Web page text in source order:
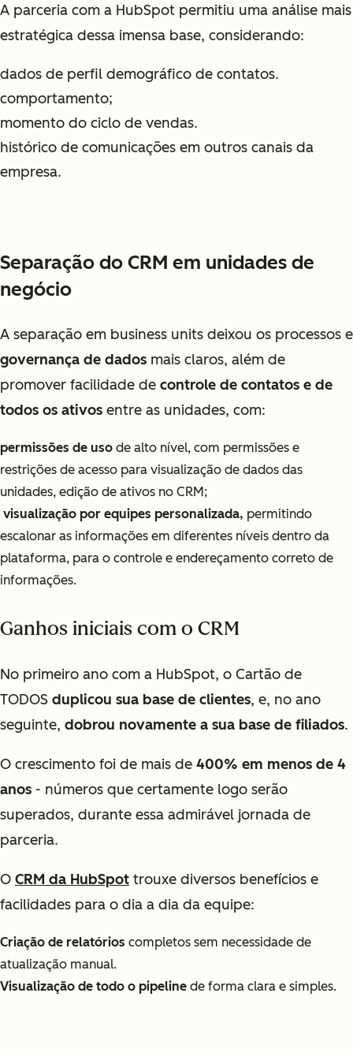
A parceria com a HubSpot permitiu uma análise mais
estratégica dessa imensa base, considerando:
dados de perfil demográfico de contatos.
comportamento;
momento do ciclo de vendas.
histórico de comunicações em outros canais da
empresa.
Separação do CRM em unidades de
negócio
A separação em business units deixou os processos e
governança de dados mais claros, além de
promover facilidade de controle de contatos e de
todos os ativos entre as unidades, com:
permissões de uso de alto nível, com permissões e
restrições de acesso para visualização de dados das
unidades, edição de ativos no CRM;
visualização por equipes personalizada, permitindo
escalonar as informações em diferentes níveis dentro da
plataforma, para o controle e endereçamento correto de
informações.
Ganhos iniciais com o CRM
No primeiro ano com a HubSpot, o Cartão de
TODOS duplicou sua base de clientes, e, no ano
seguinte, dobrou novamente a sua base de filiados.
O crescimento foi de mais de 400% em menos de 4
anos - números que certamente logo serão
superados, durante essa admirável jornada de
parceria.
O CRM da HubSpot trouxe diversos benefícios e
facilidades para o dia a dia da equipe:
Criação de relatórios completos sem necessidade de
atualização manual.
Visualização de todo o pipeline de forma clara e simples.